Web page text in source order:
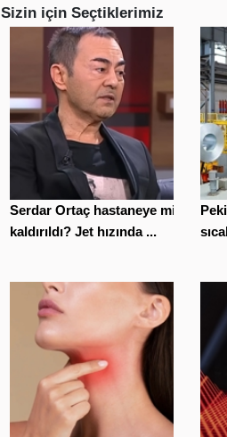
Sizin için Seçtiklerimiz
Serdar Ortaç hastaneye mi
kaldırıldı? Jet hızında ...